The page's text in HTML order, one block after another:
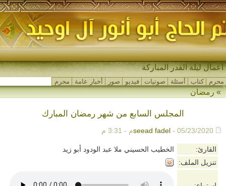
أعمال ليلة القدر المباركة
محرم كتاب أسئلة صوتيات فيديو صور أخبار عامة محرم
»رمضان
المجلس السابع من شهر رمضان المبارك
seead fadel - 05/23/2020م - 3:31 م
القارئ:
الخطيب الحسيني ملا عبد الودود أبو زيد
تنزيل الملف: